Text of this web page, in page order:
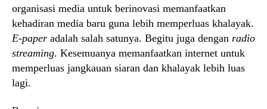
organisasi media untuk berinovasi memanfaatkan
kehadiran media baru guna lebih memperluas khalayak.
E-paper adalah salah satunya. Begitu juga dengan radio
streaming. Kesemuanya memanfaatkan internet untuk
memperluas jangkauan siaran dan khalayak lebih luas
lagi.